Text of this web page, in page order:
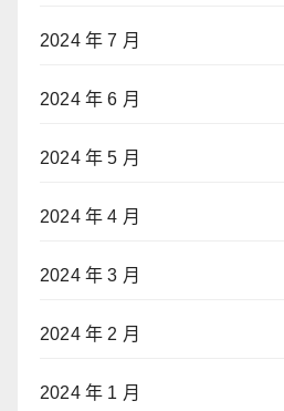
2024 年 7 月
2024 年 6 月
2024 年 5 月
2024 年 4 月
2024 年 3 月
2024 年 2 月
2024 年 1 月